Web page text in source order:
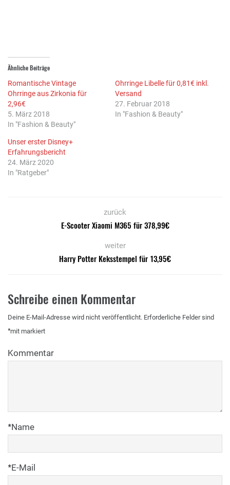
Ähnliche Beiträge
Romantische Vintage
Ohrringe aus Zirkonia für
2,96€
5. März 2018
In "Fashion & Beauty"
Ohrringe Libelle für 0,81€ inkl.
Versand
27. Februar 2018
In "Fashion & Beauty"
Unser erster Disney+
Erfahrungsbericht
24. März 2020
In "Ratgeber"
zurück
E-Scooter Xiaomi M365 für 378,99€
weiter
Harry Potter Keksstempel für 13,95€
Schreibe einen Kommentar
Deine E-Mail-Adresse wird nicht veröffentlicht. Erforderliche Felder sind
mit
* markiert
Kommentar
Name
*
E-Mail
*